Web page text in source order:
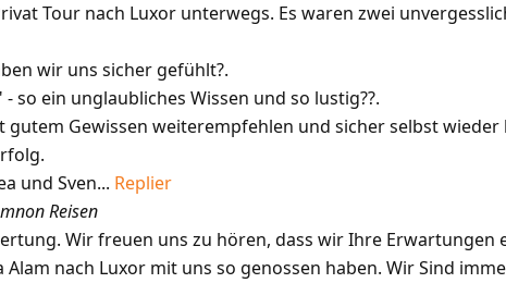
Tour nach Luxor unterwegs. Es waren zwei
wir uns sicher gefühlt?.
so ein unglaubliches Wissen und so lustig??.
gutem Gewissen weiterempfehlen und sicher selbst wieder
und Sven... Replier
Reisen
Wir freuen uns zu hören, dass wir Ihre Erwartungen
nach Luxor mit uns so genossen haben. Wir Sind